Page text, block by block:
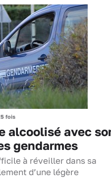
fois
alcoolisé avec
gendarmes
à réveiller dans sa
d’une légère